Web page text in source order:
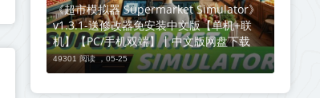
《超市模拟器 Supermarket Simulator》
v1.3.1-送修改器免安装中文版【单机+联
机】【PC/手机双端】丨中文版网盘下载
49301 阅读 ，05-25